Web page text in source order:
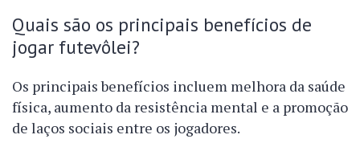
Quais são os principais benefícios de
jogar futevôlei?
Os principais benefícios incluem melhora da saúde
física, aumento da resistência mental e a promoção
de laços sociais entre os jogadores.